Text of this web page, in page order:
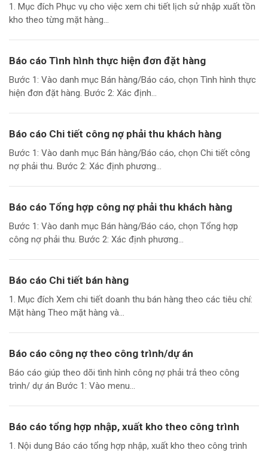
1. Mục đích Phục vụ cho việc xem chi tiết lịch sử nhập xuất tồn
kho theo từng mặt hàng...
Báo cáo Tình hình thực hiện đơn đặt hàng
Bước 1: Vào danh mục Bán hàng/Báo cáo, chọn Tình hình thực
hiện đơn đặt hàng. Bước 2: Xác định...
Báo cáo Chi tiết công nợ phải thu khách hàng
Bước 1: Vào danh mục Bán hàng/Báo cáo, chọn Chi tiết công
nợ phải thu. Bước 2: Xác định phương...
Báo cáo Tổng hợp công nợ phải thu khách hàng
Bước 1: Vào danh mục Bán hàng/Báo cáo, chọn Tổng hợp
công nợ phải thu. Bước 2: Xác định phương...
Báo cáo Chi tiết bán hàng
1. Mục đích Xem chi tiết doanh thu bán hàng theo các tiêu chí:
Mặt hàng Theo mặt hàng và...
Báo cáo công nợ theo công trình/dự án
Báo cáo giúp theo dõi tình hình công nợ phải trả theo công
trình/ dự án Bước 1: Vào menu...
Báo cáo tổng hợp nhập, xuất kho theo công trình
1. Nội dung Báo cáo tổng hợp nhập, xuất kho theo công trình